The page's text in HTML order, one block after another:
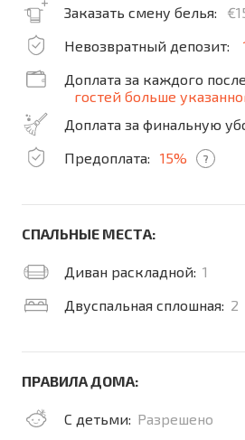
Заказать смену белья:
Невозвратный депозит:
Доплата за каждого
гостей больше
Доплата за финальную
Предоплата:
15% ?
СПАЛЬНЫЕ МЕСТА:
Диван раскладной: 1
Двуспальная сплошная: 2
ПРАВИЛА ДОМА:
С детьми: Разрешено